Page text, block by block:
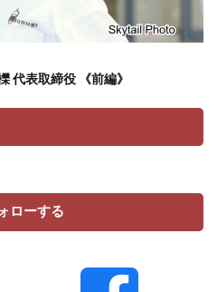
代表取締役 《前編》
ローする